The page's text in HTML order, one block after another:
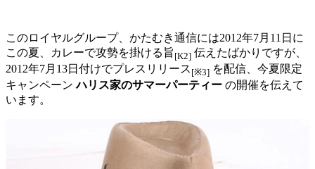
このロイヤルグループ、かたむき通信には2012年7月11日に
この夏、カレーで攻勢を掛ける旨 [K2] 伝えたばかりですが、
2012年7月13日付けでプレスリリース [※3] を配信、今夏限定
キャンペーンハリス家のサマーパーティー の開催を伝えて
います。